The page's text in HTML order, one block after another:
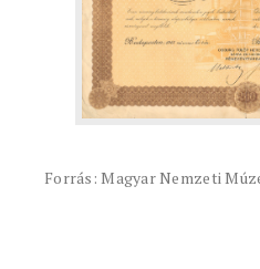
Forrás: Magyar Nemzeti